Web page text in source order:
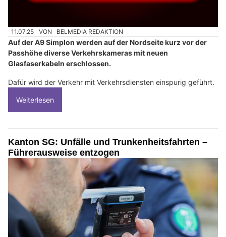
11.07.25 VON BELMEDIA REDAKTION
Auf der A9 Simplon werden auf der Nordseite kurz vor der
Passhöhe diverse Verkehrskameras mit neuen
Glasfaserkabeln erschlossen.
Dafür wird der Verkehr mit Verkehrsdiensten einspurig geführt.
Weiterlesen
Kanton SG: Unfälle und Trunkenheitsfahrten –
Führerausweise entzogen